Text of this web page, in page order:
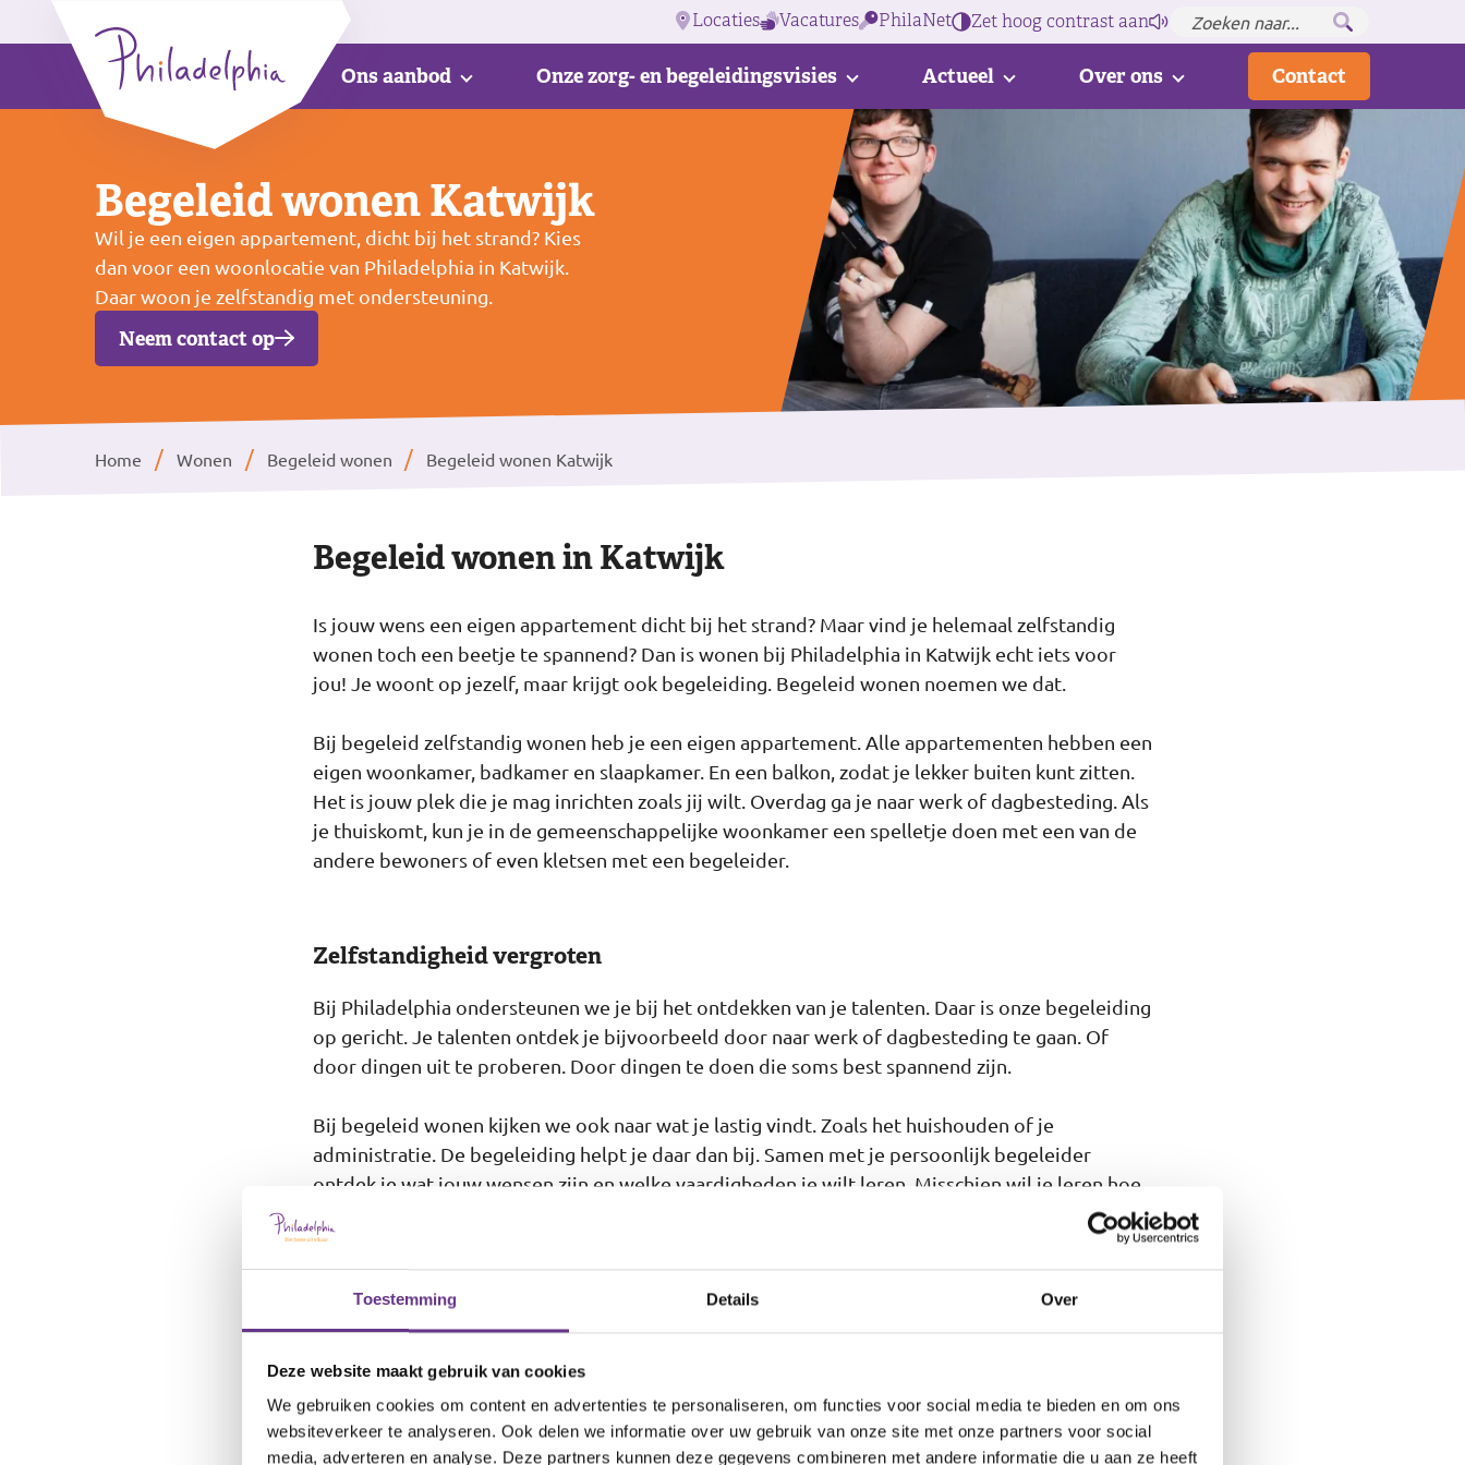
Toestemming Details Over
Deze website maakt gebruik van cookies
We gebruiken cookies om content en advertenties te personaliseren, om functies voor social media te bieden en om ons
websiteverkeer te analyseren. Ook delen we informatie over uw gebruik van onze site met onze partners voor social
media, adverteren en analyse. Deze partners kunnen deze gegevens combineren met andere informatie die u aan ze heeft
Locaties Vacatures PhilaNet Zet hoog contrast aan
Ons aanbod Onze zorg- en begeleidingsvisies Actueel Over ons Contact
Begeleid wonen Katwijk
Wil je een eigen appartement, dicht bij het strand? Kies
dan voor een woonlocatie van Philadelphia in Katwijk.
Daar woon je zelfstandig met ondersteuning.
Neem contact op
Home Wonen Begeleid wonen Begeleid wonen Katwijk
Begeleid wonen in Katwijk
Is jouw wens een eigen appartement dicht bij het strand? Maar vind je helemaal zelfstandig
wonen toch een beetje te spannend? Dan is wonen bij Philadelphia in Katwijk echt iets voor
jou! Je woont op jezelf, maar krijgt ook begeleiding. Begeleid wonen noemen we dat.
Bij begeleid zelfstandig wonen heb je een eigen appartement. Alle appartementen hebben een
eigen woonkamer, badkamer en slaapkamer. En een balkon, zodat je lekker buiten kunt zitten.
Het is jouw plek die je mag inrichten zoals jij wilt. Overdag ga je naar werk of dagbesteding. Als
je thuiskomt, kun je in de gemeenschappelijke woonkamer een spelletje doen met een van de
andere bewoners of even kletsen met een begeleider.
Zelfstandigheid vergroten
Bij Philadelphia ondersteunen we je bij het ontdekken van je talenten. Daar is onze begeleiding
op gericht. Je talenten ontdek je bijvoorbeeld door naar werk of dagbesteding te gaan. Of
door dingen uit te proberen. Door dingen te doen die soms best spannend zijn.
Bij begeleid wonen kijken we ook naar wat je lastig vindt. Zoals het huishouden of je
administratie. De begeleiding helpt je daar dan bij. Samen met je persoonlijk begeleider
ontdek je wat jouw wensen zijn en welke vaardigheden je wilt leren. Misschien wil je leren hoe
je zelfstandiger keuzes maakt. Of hoe je boodschappen doet in de supermarkt. Wat je ook wilt,
wij helpen je te groeien en je zelfstandigheid te vergroten. Op deze pagina lees je wat je van
onzebegeleidingmag verwachten.
Katwijk ligt in de provincie Zuid-Holland. Lekker dicht bij de zee en het strand. Heerlijk als je
van strandwandelingen houdt. En in de zomer neem je natuurlijk lekker een duik in de zee om